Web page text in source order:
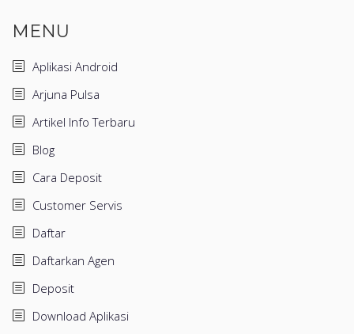
MENU
Aplikasi Android
Arjuna Pulsa
Artikel Info Terbaru
Blog
Cara Deposit
Customer Servis
Daftar
Daftarkan Agen
Deposit
Download Aplikasi